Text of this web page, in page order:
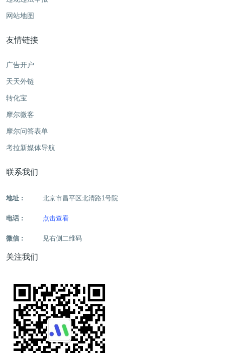
网站地图
友情链接
广告开户
天天外链
转化宝
摩尔微客
摩尔问答表单
考拉新媒体导航
联系我们
地址 : 北京市昌平区北清路1号院
电话 : 点击查看
微信 : 见右侧二维码
关注我们